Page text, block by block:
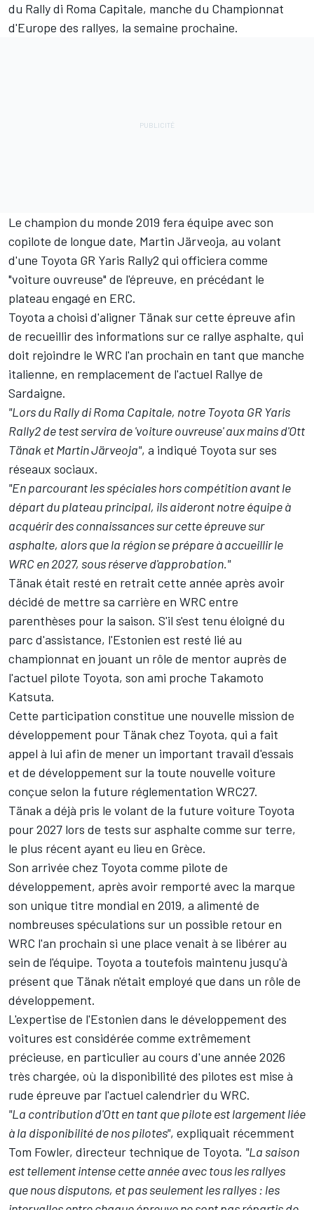
du Rally di Roma Capitale, manche du Championnat
d'Europe des rallyes, la semaine prochaine.
Le champion du monde 2019 fera équipe avec son
copilote de longue date, Martin Järveoja, au volant
d'une Toyota GR Yaris Rally2 qui officiera comme
"voiture ouvreuse" de l'épreuve, en précédant le
plateau engagé en ERC.
Toyota a choisi d'aligner Tänak sur cette épreuve afin
de recueillir des informations sur ce rallye asphalte, qui
doit rejoindre le WRC l'an prochain en tant que manche
italienne, en remplacement de l'actuel Rallye de
Sardaigne.
"Lors du Rally di Roma Capitale, notre Toyota GR Yaris
Rally2 de test servira de 'voiture ouvreuse' aux mains d'Ott
Tänak et Martin Järveoja", a indiqué Toyota sur ses
réseaux sociaux.
"En parcourant les spéciales hors compétition avant le
départ du plateau principal, ils aideront notre équipe à
acquérir des connaissances sur cette épreuve sur
asphalte, alors que la région se prépare à accueillir le
WRC en 2027, sous réserve d'approbation."
Tänak était resté en retrait cette année après avoir
décidé de mettre sa carrière en WRC entre
parenthèses pour la saison. S'il s'est tenu éloigné du
parc d'assistance, l'Estonien est resté lié au
championnat en jouant un rôle de mentor auprès de
l'actuel pilote Toyota, son ami proche Takamoto
Katsuta.
Cette participation constitue une nouvelle mission de
développement pour Tänak chez Toyota, qui a fait
appel à lui afin de mener un important travail d'essais
et de développement sur la toute nouvelle voiture
conçue selon la future réglementation WRC27.
Tänak a déjà pris le volant de la future voiture Toyota
pour 2027 lors de tests sur asphalte comme sur terre,
le plus récent ayant eu lieu en Grèce.
Son arrivée chez Toyota comme pilote de
développement, après avoir remporté avec la marque
son unique titre mondial en 2019, a alimenté de
nombreuses spéculations sur un possible retour en
WRC l'an prochain si une place venait à se libérer au
sein de l'équipe. Toyota a toutefois maintenu jusqu'à
présent que Tänak n'était employé que dans un rôle de
développement.
L'expertise de l'Estonien dans le développement des
voitures est considérée comme extrêmement
précieuse, en particulier au cours d'une année 2026
très chargée, où la disponibilité des pilotes est mise à
rude épreuve par l'actuel calendrier du WRC.
"La contribution d'Ott en tant que pilote est largement liée
à la disponibilité de nos pilotes", expliquait récemment
Tom Fowler, directeur technique de Toyota. "La saison
est tellement intense cette année avec tous les rallyes
que nous disputons, et pas seulement les rallyes : les